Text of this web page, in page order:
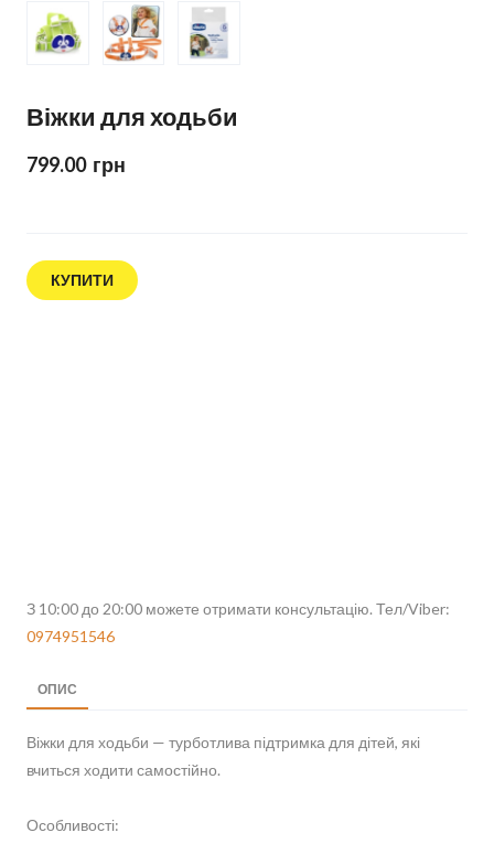
Віжки для ходьби
799.00  грн
КУПИТИ
З 10:00 до 20:00 можете отримати консультацію. Тел/Viber:
0974951546
ОПИС
Віжки для ходьби — турботлива підтримка для дітей, які
вчиться ходити самостійно.
Особливості: